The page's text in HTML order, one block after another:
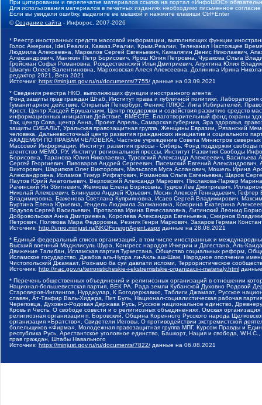
При цитировании и перепечатке материалов ссылка на портал «ИнфоШОС»
Для использования материалов в печатных изданиях необходимо письменное
Если вы увидели ошибку, выделите ее мышкой и нажмите клавиши Ctrl+Enter
©Создание сайта - Инфорос, 2007-2026
* Реестр иностранных средств массовой информации, выполняющих функции
Голос Америки, Idel.Реалии, Кавказ.Реалии, Крым.Реалии, Телеканал Настоящее
Людмила Алексеевна, Маркелов Сергей Евгеньевич, Камалягин Денис Николаевич,
Александрович, Маняхин Петр Борисович, Ярош Юлия Петровна, Чуракова Ольга
Гройсман Софья Романовна, Рождественский Илья Дмитриевич, Апухтина Юлия
Шмагун Олеся Валентиновна, Мароховская Алеся Алексеевна, Долинина Ирина
редактор 2021, Вега 2021
Источник: https://minjust.gov.ru/ru/documents/7755/ данные на 03.09.2021
* Сведения реестра НКО, выполняющих функции иностранного агента:
Фонд защиты прав граждан Штаб, Институт права и публичной политики,
Гуманитарное действие, Открытый Петербург, Феникс ПЛЮС, Лига Избирателей,
Крест, Центр Хасдей Ерушалаим, Центр поддержки и содействия развитию средств
информационных инициатив Действие, ВМЕСТЕ, Благотворительный фонд охраны
Так, центр Сова, центр Анна, Проект Апрель, Самарская губерния, Эра здоровья,
защиты СИБАЛЬТ, Уральская правозащитная группа, Женщины Евразии, Рязанский
человека, Дальневосточный центр развития гражданских инициатив и социального
АКАДЕМИЯ ПО ПРАВАМ ЧЕЛОВЕКА, Частное учреждение Совета Министров северных
Массовой Информации, Институт развития прессы - Сибирь, Фонд поддержки
агентство МЕМО. РУ, Институт региональной прессы, Институт Развития Свободы
Борисовна, Таранова Юлия Николаевна, Туровский Александр Алексеевич,
Сергей Георгиевич, Пивоваров Андрей Сергеевич, Писемский Евгений
Викторович, Шарипков Олег Викторович, Мальсагов Муса Асланович, Мошель Ирина
Александровна, Исламов Тимур Рифгатович, Романова Ольга Евгеньевна, Щаров
Паутов Юрий Анатольевич, Верховский Александр Маркович, Пислакова-Паркер
Рачинский Ян Збигневич, Жемкова Елена Борисовна, Гудков Лев Дмитриевич,
Николай Алексеевич, Блинушов Андрей Юрьевич, Мосин Алексей Геннадьевич,
Владимировна, Баженова Светлана Куприяновна, Исаев Сергей Владимирович,
Буртина Елена Юрьевна, Гендель Людмила Залмановна, Кокорина Екатерина
Подузов Сергей Васильевич, Протасова Ирина Вячеславовна, Литинский Леонид
Добровольская Анна Дмитриевна, Королева Александра Евгеньевна, Смирнов
Петрович, Полякова Мара Федоровна, Резник Генри Маркович, Захаров Герман
Источник: http://unro.minjust.ru/NKOForeignAgent.aspx данные на 28.08.2021
* Единый федеральный список организаций, в том числе иностранных и
Высший военный Маджлисуль Шура, Конгресс народов Ичкерии и Дагестана, Аль-
Движение Талибан, Исламская партия Туркестана, Общество социальных реформ,
Исламское государство, Джабха аль-Нусра ли-Ахль аш-Шам, Народное ополчение
Чистопольский Джамаат, Рохнамо ба суи давлати исломи, Террористическое
Источник: http://nac.gov.ru/terroristicheskie-i-ekstremistskie-organizacii-i-materialy.html
* Перечень общественных объединений и религиозных организаций в отношении
Национал-большевистская партия, ВЕК РА, Рада земли Кубанской Духовно Родовой
Староверов-Инглингов, Нурджулар, К Богодержавию, Таблиги Джамаат, Русское
славян, Ат-Такфир Валь-Хиджра, Пит Буль, Национал-социалистическая рабочая
Череповца, Духовно-Родовая Держава Русь, Русское национальное единство,
Кровь и Честь, О свободе совести и о религиозных объединениях, Омская
религиозная организация п. Боровский, Община Коренного Русского народа
организация «Братство», Свидетели Иеговы, О противодействии экстремистской
болельщиков «Фирма», Молодежная правозащитная группа МПГ, Курсом Правды и
республика Русь, Арестантское уголовное единство, Башкорт, Нация и свобода,
прав граждан, Штабы Навального
Источник: https://minjust.gov.ru/ru/documents/7822/ данные на 06.08.2021